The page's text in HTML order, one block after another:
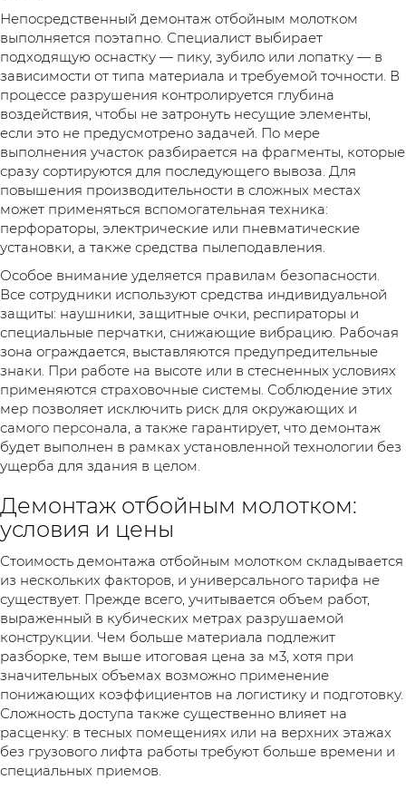
Непосредственный демонтаж отбойным молотком
выполняется поэтапно. Специалист выбирает
подходящую оснастку — пику, зубило или лопатку — в
зависимости от типа материала и требуемой точности. В
процессе разрушения контролируется глубина
воздействия, чтобы не затронуть несущие элементы,
если это не предусмотрено задачей. По мере
выполнения участок разбирается на фрагменты, которые
сразу сортируются для последующего вывоза. Для
повышения производительности в сложных местах
может применяться вспомогательная техника:
перфораторы, электрические или пневматические
установки, а также средства пылеподавления.
Особое внимание уделяется правилам безопасности.
Все сотрудники используют средства индивидуальной
защиты: наушники, защитные очки, респираторы и
специальные перчатки, снижающие вибрацию. Рабочая
зона ограждается, выставляются предупредительные
знаки. При работе на высоте или в стесненных условиях
применяются страховочные системы. Соблюдение этих
мер позволяет исключить риск для окружающих и
самого персонала, а также гарантирует, что демонтаж
будет выполнен в рамках установленной технологии без
ущерба для здания в целом.
Демонтаж отбойным молотком:
условия и цены
Стоимость демонтажа отбойным молотком складывается
из нескольких факторов, и универсального тарифа не
существует. Прежде всего, учитывается объем работ,
выраженный в кубических метрах разрушаемой
конструкции. Чем больше материала подлежит
разборке, тем выше итоговая цена за м3, хотя при
значительных объемах возможно применение
понижающих коэффициентов на логистику и подготовку.
Сложность доступа также существенно влияет на
расценку: в тесных помещениях или на верхних этажах
без грузового лифта работы требуют больше времени и
специальных приемов.